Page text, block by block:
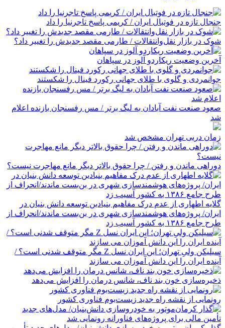
جنجال تازه در فوتبال ایران / کریمی پاسخ تاجرنیا را داد
شوک در بازار نقل‌وانتقالات / طارمی مقصد جدیدش را تغییر داد؟
آخرین وضعیت ریکاردو آلوز در سپاهان
جوانمردی و گلوی با طلای جهانی رکورد فینال را شکستند
صعود صنعت نفت آبادان به لیگ برتر / مس رفسنجان بازنده اعلام
شد
زمان دربی تهران مشخص شد
دوراهی ماندن و رفتن / چرا حقوق بالاتر دیگر مانع مهاجرت نیست؟
گلایه اطهاری از عدم درک مفاهیم بنیادین توسعه دانش بنیان در
ایران/ پروژه‌های هوشمندسازی شهری در بن‌بست ماندند/انحراف از
طرح جامع ۱۳۸۶ به کشور آسیب زد
سیلیکن ولیِ تهران؛ این ایران نسل Z مگر متوقف شدنی است؟ /
آینده ایران را این دانش آموزان می سازند
ذخیره‌سازی خون بند ناف، شانس درمان را افزایش می‌دهد
رونمایی از نقشه راه جدید زیست‌بوم فناوری کشور